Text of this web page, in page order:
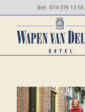
Bel: 074-376 13 55